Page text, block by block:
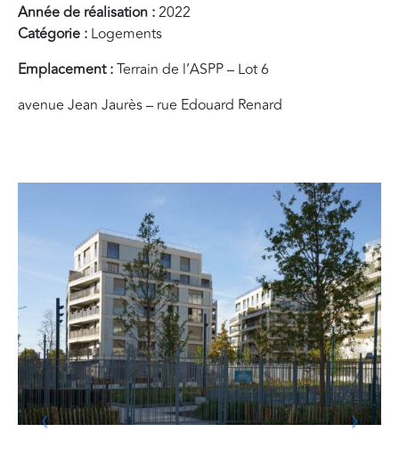
Année de réalisation :2022
Catégorie : Logements
Emplacement :Terrain de l’ASPP – Lot 6
avenue Jean Jaurès – rue Edouard Renard